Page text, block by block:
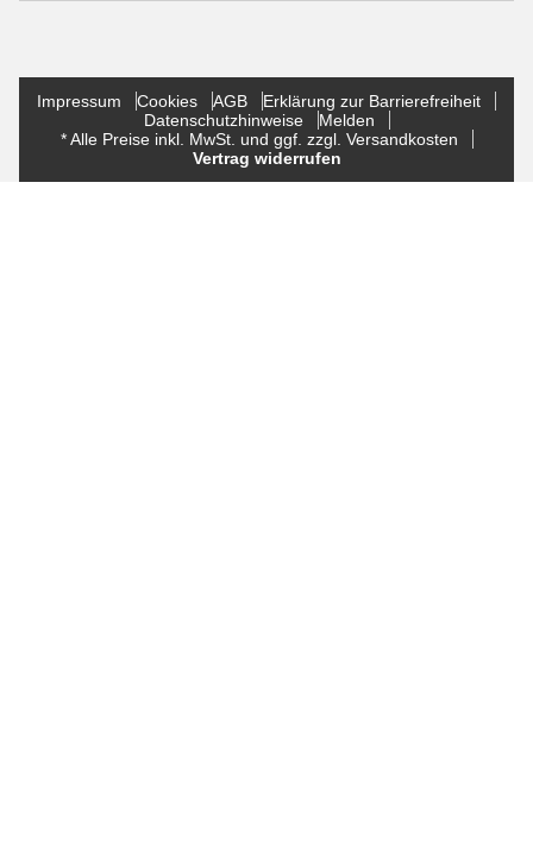
Impressum Cookies AGB
Erklärung zur Barrierefreiheit
Datenschutzhinweise
Melden
* Alle Preise inkl. MwSt. und ggf. zzgl. Versandkosten
Vertrag widerrufen